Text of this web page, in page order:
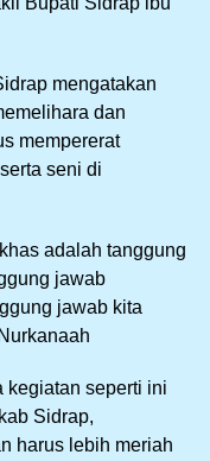
mengatakan
dan
mempererat
seni di
adalah tanggung
jawab
jawab kita
kegiatan seperti ini
Sidrap,
harus lebih meriah